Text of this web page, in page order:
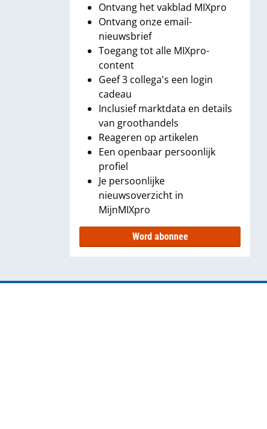
Ontvang het vakblad MIXpro
Ontvang onze email-
nieuwsbrief
Toegang tot alle MIXpro-
content
Geef 3 collega's een login
cadeau
Inclusief marktdata en details
van groothandels
Reageren op artikelen
Een openbaar persoonlijk
profiel
Je persoonlijke
nieuwsoverzicht in
MijnMIXpro
Word abonnee